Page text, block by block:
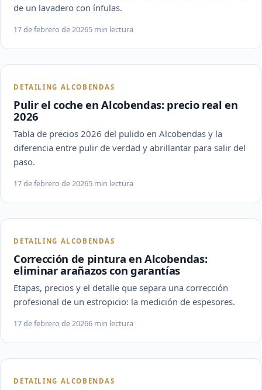
de un lavadero con ínfulas.
17 de febrero de 20265 min lectura
DETAILING ALCOBENDAS
Pulir el coche en Alcobendas: precio real en
2026
Tabla de precios 2026 del pulido en Alcobendas y la
diferencia entre pulir de verdad y abrillantar para salir del
paso.
17 de febrero de 20265 min lectura
DETAILING ALCOBENDAS
Corrección de pintura en Alcobendas:
eliminar arañazos con garantías
Etapas, precios y el detalle que separa una corrección
profesional de un estropicio: la medición de espesores.
17 de febrero de 20266 min lectura
DETAILING ALCOBENDAS